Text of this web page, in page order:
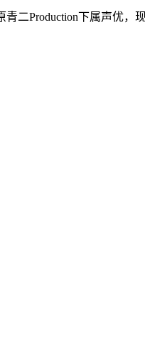
二Production下属声优，